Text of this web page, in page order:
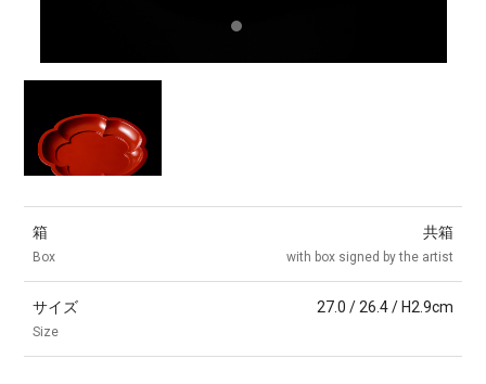
箱
Box
共箱
with box signed by the artist
サイズ
Size
27.0 / 26.4 / H2.9cm